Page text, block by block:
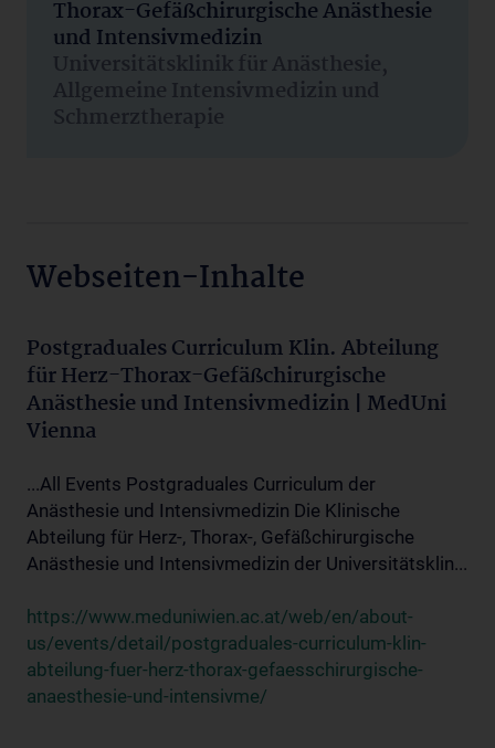
Thorax-Gefäßchirurgische Anästhesie
und Intensivmedizin
Universitätsklinik für Anästhesie,
Allgemeine Intensivmedizin und
Schmerztherapie
Webseiten-Inhalte
Postgraduales Curriculum Klin. Abteilung
für Herz-Thorax-Gefäßchirurgische
Anästhesie und Intensivmedizin | MedUni
Vienna
...All Events Postgraduales Curriculum der
Anästhesie und Intensivmedizin Die Klinische
Abteilung für Herz-, Thorax-, Gefäßchirurgische
Anästhesie und Intensivmedizin der Universitätsklin...
https://www.meduniwien.ac.at/web/en/about-
us/events/detail/postgraduales-curriculum-klin-
abteilung-fuer-herz-thorax-gefaesschirurgische-
anaesthesie-und-intensivme/